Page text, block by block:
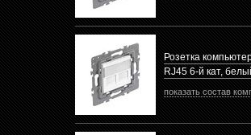
Розетка
RJ45 6-й кат,
показать состав